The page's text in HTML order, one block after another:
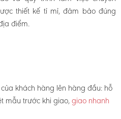
thiết kế tỉ mỉ, đảm bảo đúng
điểm.
khách hàng lên hàng đầu: hỗ
mẫu trước khi giao,giao nhanh